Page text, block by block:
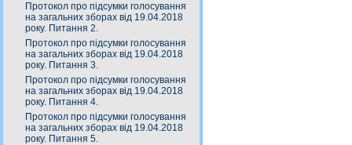
Протокол про підсумки голосування
на загальних зборах від 19.04.2018
року. Питання 2.
Протокол про підсумки голосування
на загальних зборах від 19.04.2018
року. Питання 3.
Протокол про підсумки голосування
на загальних зборах від 19.04.2018
року. Питання 4.
Протокол про підсумки голосування
на загальних зборах від 19.04.2018
року. Питання 5.